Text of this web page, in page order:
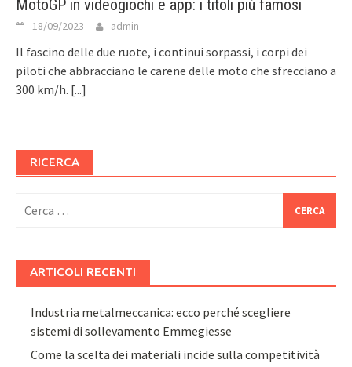
MotoGP in videogiochi e app: i titoli più famosi
18/09/2023 admin
Il fascino delle due ruote, i continui sorpassi, i corpi dei
piloti che abbracciano le carene delle moto che sfrecciano a
300 km/h. [...]
RICERCA
per:
ARTICOLI RECENTI
Industria metalmeccanica: ecco perché scegliere
sistemi di sollevamento Emmegiesse
Come la scelta dei materiali incide sulla competitività